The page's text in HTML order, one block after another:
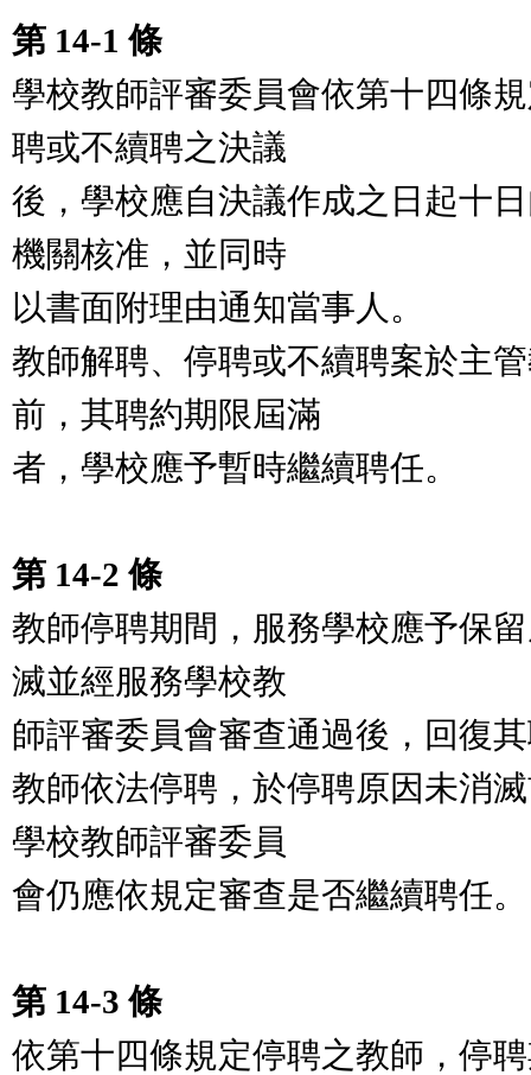
第 14-1 條
學校教師評審委員會依第十四條
聘或不續聘之決議
後，學校應自決議作成之日起十
機關核准，並同時
以書面附理由通知當事人。
教師解聘、停聘或不續聘案於主
前，其聘約期限屆滿
者，學校應予暫時繼續聘任。
第 14-2 條
教師停聘期間，服務學校應予保
滅並經服務學校教
師評審委員會審查通過後，回復
教師依法停聘，於停聘原因未消
學校教師評審委員
會仍應依規定審查是否繼續聘任。
第 14-3 條
依第十四條規定停聘之教師，停